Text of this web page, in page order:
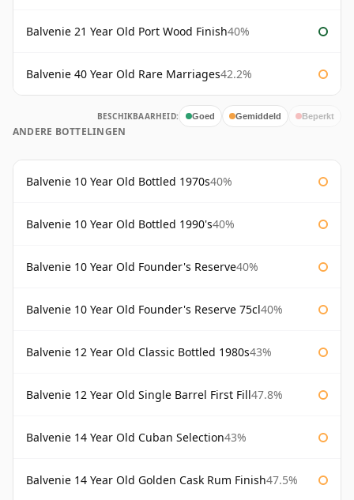
Balvenie 21 Year Old Port Wood Finish40%
Balvenie 40 Year Old Rare Marriages42.2%
BESCHIKBAARHEID: Goed Gemiddeld Beperkt
ANDERE BOTTELINGEN
Balvenie 10 Year Old Bottled 1970s40%
Balvenie 10 Year Old Bottled 1990's40%
Balvenie 10 Year Old Founder's Reserve40%
Balvenie 10 Year Old Founder's Reserve 75cl40%
Balvenie 12 Year Old Classic Bottled 1980s43%
Balvenie 12 Year Old Single Barrel First Fill47.8%
Balvenie 14 Year Old Cuban Selection43%
Balvenie 14 Year Old Golden Cask Rum Finish47.5%